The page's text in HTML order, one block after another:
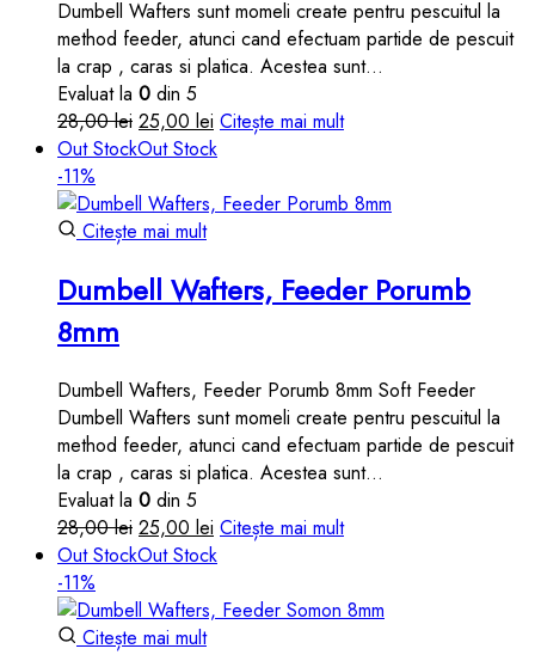
Dumbell Wafters sunt momeli create pentru pescuitul la
method feeder, atunci cand efectuam partide de pescuit
la crap , caras si platica. Acestea sunt…
Evaluat la 0 din 5
28,00lei Prețul
inițial
fost:
28,00 lei.
25,00 lei Prețul
curent
25,00 lei.
Citește mai mult
Out StockOut Stock
-11%
Citește mai mult
Dumbell Wafters, Feeder Porumb
8mm
Dumbell Wafters, Feeder Porumb 8mm Soft Feeder
Dumbell Wafters sunt momeli create pentru pescuitul la
method feeder, atunci cand efectuam partide de pescuit
la crap , caras si platica. Acestea sunt…
Evaluat la 0 din 5
28,00lei Prețul
inițial
fost:
28,00 lei.
25,00 lei Prețul
curent
25,00 lei.
Citește mai mult
Out StockOut Stock
-11%
Citește mai mult